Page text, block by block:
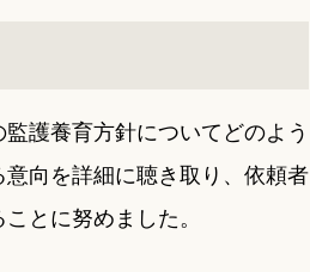
護養育方針についてどのよう
向を詳細に聴き取り、依頼者
とに努めました。